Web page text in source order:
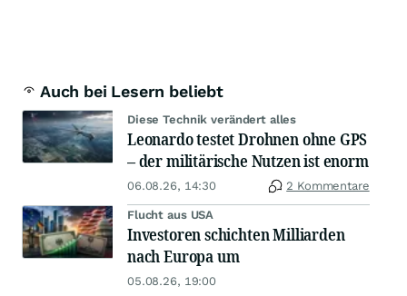
Auch bei Lesern beliebt
Diese Technik verändert alles
Leonardo testet Drohnen ohne GPS
– der militärische Nutzen ist enorm
06.08.26, 14:30 2 Kommentare
Flucht aus USA
Investoren schichten Milliarden
nach Europa um
05.08.26, 19:00